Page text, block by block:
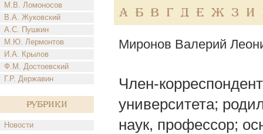
М.В. Ломоносов
В.А. Жуковский
А.С. Пушкин
М.Ю. Лермонтов
И.А. Крылов
Ф.М. Достоевский
Г.Р. Державин
Рубрики
Новости
А Б В Г Д Е Ж З И
Миронов Валерий
Член-
университета;
наук, профессор;